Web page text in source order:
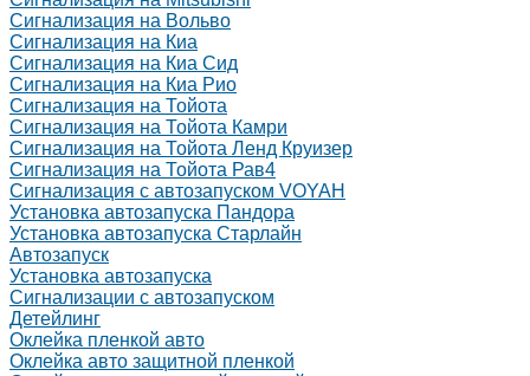
Сигнализация на Вольво
Сигнализация на Киа
Сигнализация на Киа Cид
Сигнализация на Киа Рио
Сигнализация на Тойота
Сигнализация на Тойота Камри
Сигнализация на Тойота Ленд Круизер
Сигнализация на Тойота Рав4
Сигнализация с автозапуском VOYAH
Установка автозапуска Пандора
Установка автозапуска Старлайн
Автозапуск
Установка автозапуска
Сигнализации с автозапуском
Детейлинг
Оклейка пленкой авто
Оклейка авто защитной пленкой